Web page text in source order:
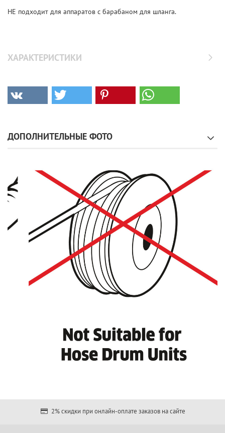
НЕ подходит для аппаратов с барабаном для шланга.
ХАРАКТЕРИСТИКИ
ДОПОЛНИТЕЛЬНЫЕ ФОТО
2% скидки при онлайн-оплате заказов на сайте